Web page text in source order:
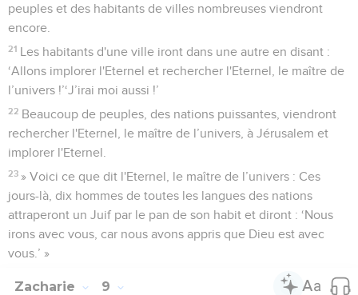
peuples et des habitants de villes nombreuses viendront
encore.
21 Les habitants d'une ville iront dans une autre en disant :
‘Allons implorer l'Eternel et rechercher l'Eternel, le maître de
l’univers !’‘J’irai moi aussi !’
22 Beaucoup de peuples, des nations puissantes, viendront
rechercher l'Eternel, le maître de l’univers, à Jérusalem et
implorer l'Eternel.
23 » Voici ce que dit l'Eternel, le maître de l’univers : Ces
jours-là, dix hommes de toutes les langues des nations
attraperont un Juif par le pan de son habit et diront : ‘Nous
irons avec vous, car nous avons appris que Dieu est avec
vous.’ »
Zacharie 9